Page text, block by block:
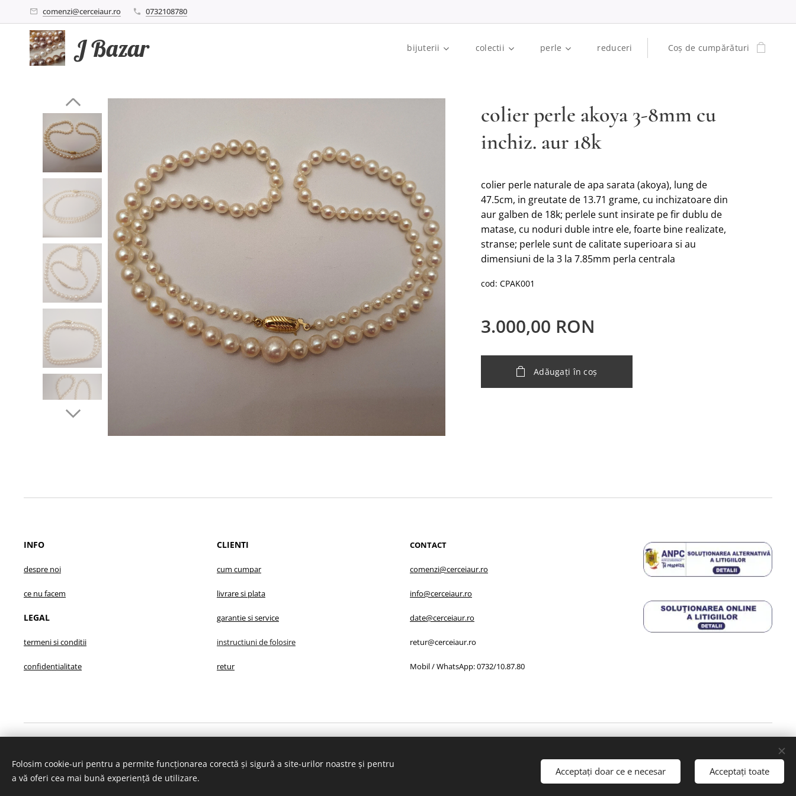
comenzi@cerceiaur.ro 0732108780
J Bazar bijuterii colectii perle reduceri Coș de cumpărături
colier perle akoya 3-8mm cu
inchiz. aur 18k
colier perle naturale de apa sarata (akoya), lung de
47.5cm, in greutate de 13.71 grame, cu inchizatoare din
aur galben de 18k; perlele sunt insirate pe fir dublu de
matase, cu noduri duble intre ele, foarte bine realizate,
stranse; perlele sunt de calitate superioara si au
dimensiuni de la 3 la 7.85mm perla centrala
cod: CPAK001
3.000,00 RON
Adăugați în coș
INFO
despre noi
ce nu facem
LEGAL
termeni si conditii
confidentialitate
CLIENTI
cum cumpar
livrare si plata
garantiesi service
instructiuni de folosire
retur
CONTACT
comenzi@cerceiaur.ro
info@cerceiaur.ro
date@cerceiaur.ro
retur@cerceiaur.ro
Mobil / WhatsApp: 0732/10.87.80
Copyright © 2019 - Toate drepturile rezervate cerceiaur.ro
Folosim cookie-uri pentru a permite funcționarea corectă și sigură a site-urilor noastre și pentru
a vă oferi cea mai bună experiență de utilizare.
Acceptați doar ce e necesar Acceptați toate